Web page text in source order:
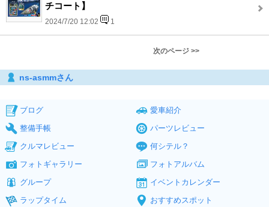
チコート】
2024/7/20 12:02 1
次のページ >>
ns-asmmさん
ブログ
愛車紹介
整備手帳
パーツレビュー
クルマレビュー
何シテル？
フォトギャラリー
フォトアルバム
グループ
イベントカレンダー
ラップタイム
おすすめスポット